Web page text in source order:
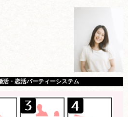
・恋活パーティーシステム